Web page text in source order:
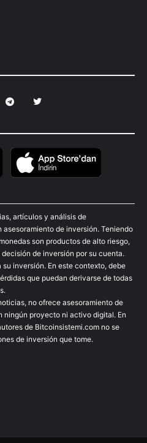
artículos y análisis de
de inversión. Teniendo
son productos de alto riesgo,
de inversión por su cuenta.
inversión. En este contexto, debe
que puedan derivarse de todas
no ofrece asesoramiento de
ningún proyecto ni activo digital. En
de Bitcoinsistemi.com no se
de inversión que tome.